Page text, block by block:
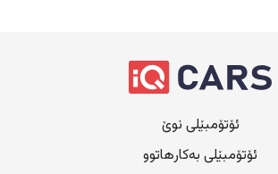
ئۆتۆمبێلی نوێ
ئۆتۆمبێلی بەکارهاتوو